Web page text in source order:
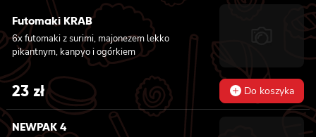
Futomaki KRAB
6x futomaki z surimi, majonezem lekko
pikantnym, kanpyo i ogórkiem
23 zł Do koszyka
NEWPAK 4